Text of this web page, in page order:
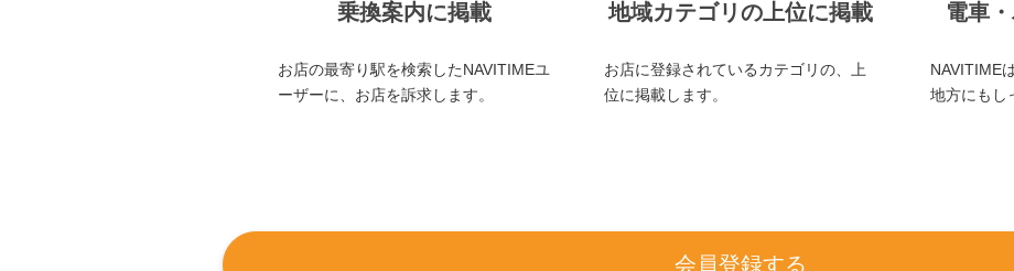
乗換案内に掲載
お店の最寄り駅を検索したNAVITIMEユ
ーザーに、お店を訴求します。
地域カテゴリの上位に掲載
お店に登録されているカテゴリの、上
位に掲載します。
電車
NAVITIME
地方にもし
会員登録する